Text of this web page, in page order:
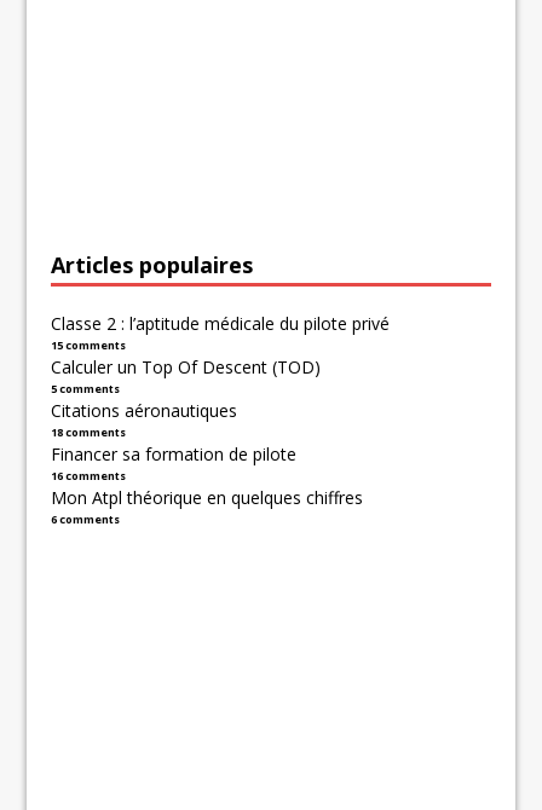
Articles populaires
Classe 2 : l’aptitude médicale du pilote privé
15 comments
Calculer un Top Of Descent (TOD)
5 comments
Citations aéronautiques
18 comments
Financer sa formation de pilote
16 comments
Mon Atpl théorique en quelques chiffres
6 comments